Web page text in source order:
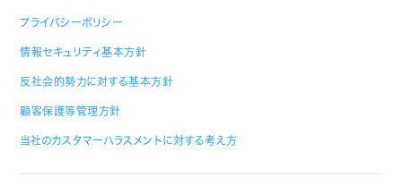
プライバシーポリシー
情報セキュリティ基本方針
反社会的勢力に対する基本方針
顧客保護等管理方針
当社のカスタマーハラスメントに対する考え方